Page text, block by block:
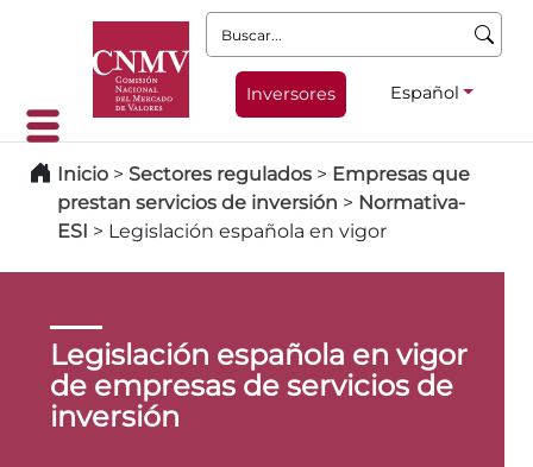
Buscar:
Inversores Español
Inicio > Sectores regulados > Empresas que
prestan servicios de inversión > Normativa-
ESI > Legislación española en vigor
Legislación española en vigor
de empresas de servicios de
inversión